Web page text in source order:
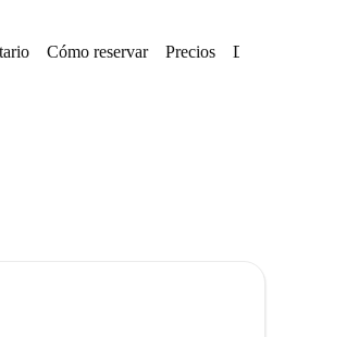
Cómo reservar Precios Disponibilidades